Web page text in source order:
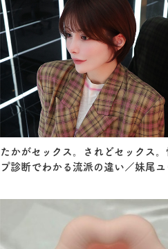
たかがセックス。されどセックス。
プ診断でわかる流派の違い／妹尾ユ